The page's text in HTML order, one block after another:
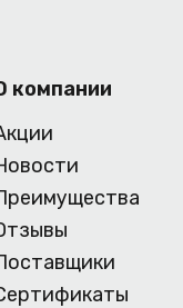
компании